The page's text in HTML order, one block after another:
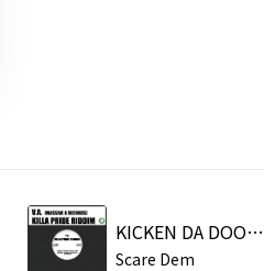
KICKEN DA DOOR (feat. ELEPHANT MAN)
Scare Dem